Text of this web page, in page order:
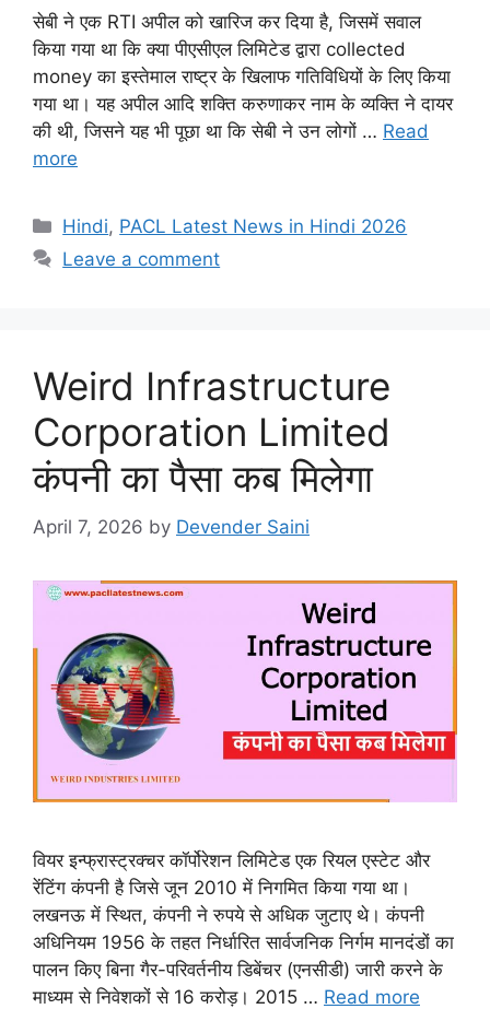
सेबी ने एक RTI अपील को खारिज कर दिया है, जिसमें सवाल
किया गया था कि क्या पीएसीएल लिमिटेड द्वारा collected
money का इस्तेमाल राष्ट्र के खिलाफ गतिविधियों के लिए किया
गया था। यह अपील आदि शक्ति करुणाकर नाम के व्यक्ति ने दायर
की थी, जिसने यह भी पूछा था कि सेबी ने उन लोगों … Read
more
Categories
Hindi, PACL Latest News in Hindi 2026
Leave a comment
Weird Infrastructure
Corporation Limited
कंपनी का पैसा कब मिलेगा
April 7, 2026 by Devender Saini
वियर इन्फ्रास्ट्रक्चर कॉर्पोरेशन लिमिटेड एक रियल एस्टेट और
रेंटिंग कंपनी है जिसे जून 2010 में निगमित किया गया था।
लखनऊ में स्थित, कंपनी ने रुपये से अधिक जुटाए थे। कंपनी
अधिनियम 1956 के तहत निर्धारित सार्वजनिक निर्गम मानदंडों का
पालन किए बिना गैर-परिवर्तनीय डिबेंचर (एनसीडी) जारी करने के
माध्यम से निवेशकों से 16 करोड़। 2015 … Read more